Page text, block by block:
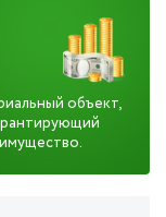
объект,